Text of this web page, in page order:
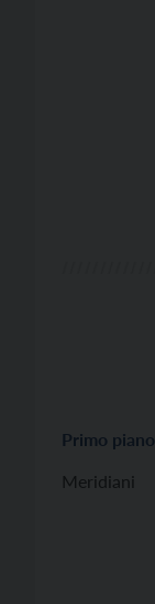
Primo piano
Meridiani